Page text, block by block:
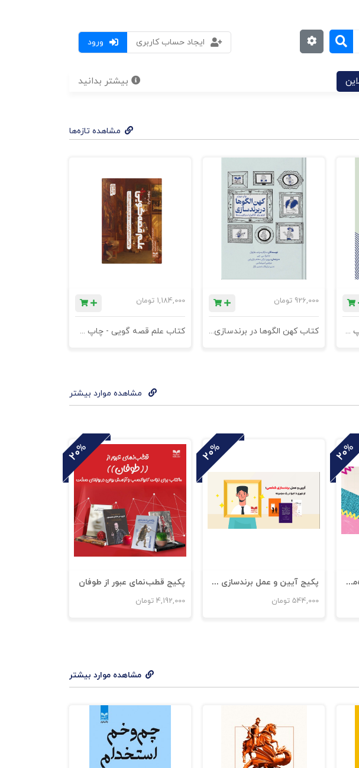
ورود
ایجاد حساب کاربری
بیشتر بدانید
مشاهده تازه‌ها
کتاب بازاریابی رفتاری - چاپ سوم
926,000 تومان
کتاب کهن الگوها در برندسازی - ابزاری برای خلاقها و استراتژیست ها
1,184,000 تومان
کتاب علم قصه گویی - چاپ سوم
مشاهده موارد بیشتر
20%
پکیج جعبه‌ابزار مذاکره‌کننده‌موفق با راهبردهای راجر ولکما
20%
پکیج آیین و عمل برندسازی شخصی
544,000 تومان
20%
پکیج قطب‌نمای عبور از طوفان
4,192,000 تومان
مشاهده موارد بیشتر